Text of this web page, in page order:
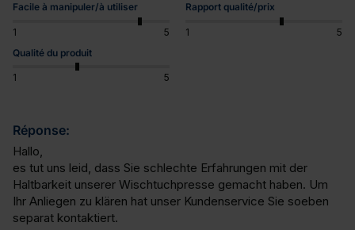
Facile à manipuler/à utiliser
1 5
Rapport qualité/prix
1
5
Qualité du produit
1 5
Réponse:
Hallo,
es tut uns leid, dass Sie schlechte Erfahrungen mit der
Haltbarkeit unserer Wischtuchpresse gemacht haben. Um
Ihr Anliegen zu klären hat unser Kundenservice Sie soeben
separat kontaktiert.